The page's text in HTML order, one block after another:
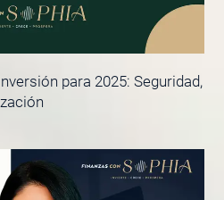
para 2025: Seguridad,